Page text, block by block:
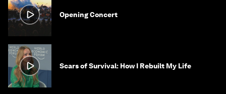
Opening Concert
Scars of Survival: How I Rebuilt My Life